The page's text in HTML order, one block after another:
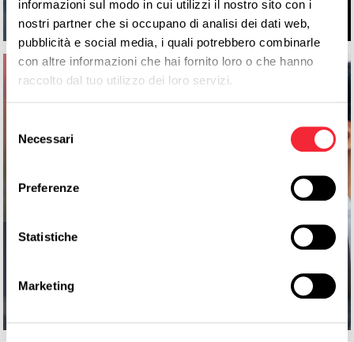
informazioni sul modo in cui utilizzi il nostro sito con i
nostri partner che si occupano di analisi dei dati web,
pubblicità e social media, i quali potrebbero combinarle
con altre informazioni che hai fornito loro o che hanno
raccolto dal tuo utilizzo dei loro servizi.
delNecessari
Preferenze
Statistiche
Marketing
Leggi
Trade Marketing Manager: strategie,
canali e performance nel punto vendita
Leggi